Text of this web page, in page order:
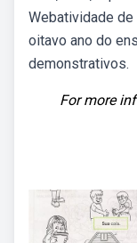
Webatividade
oitavo ano do
demonstrativos.
For more